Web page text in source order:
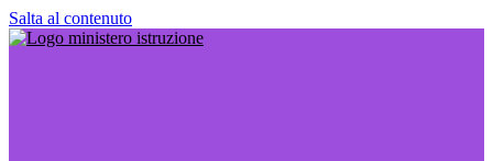
Salta al contenuto